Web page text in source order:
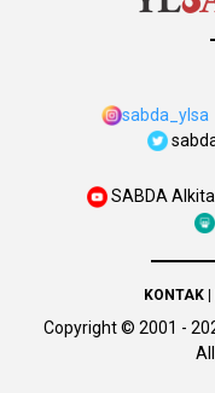
sabda_ylsa
SABDA
KONTAK|
Copyright© 2001 -